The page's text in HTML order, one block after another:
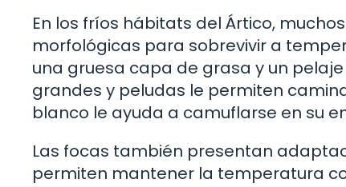
En los fríos hábitats del Ártico,
morfológicas para sobrevivir a
una gruesa capa de grasa y un
grandes y peludas le permiten
blanco le ayuda a camuflarse en su
Las focas también presentan
permiten mantener la temperatura